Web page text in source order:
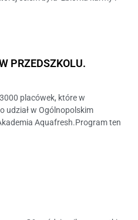
PRZEDSZKOLU.
placówek, które w
udział w Ogólnopolskim
Aquafresh.Program ten